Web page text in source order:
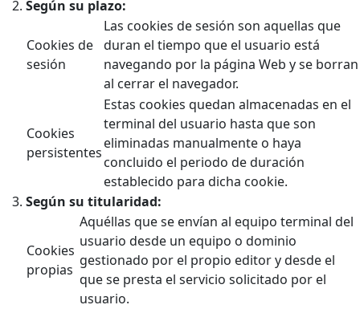
Según su plazo:
Cookies de
sesión
Las cookies de sesión son aquellas que
duran el tiempo que el usuario está
navegando por la página Web y se borran
al cerrar el navegador.
Cookies
persistentes
Estas cookies quedan almacenadas en el
terminal del usuario hasta que son
eliminadas manualmente o haya
concluido el periodo de duración
establecido para dicha cookie.
Según su titularidad:
Cookies
propias
Aquéllas que se envían al equipo terminal del
usuario desde un equipo o dominio
gestionado por el propio editor y desde el
que se presta el servicio solicitado por el
usuario.